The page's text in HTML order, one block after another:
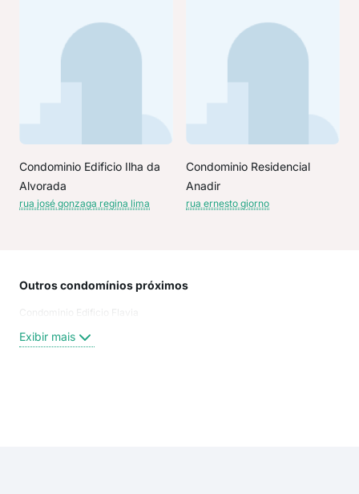
Condominio Edificio Ilha da
Alvorada
rua josé gonzaga regina lima
Condominio Residencial
Anadir
rua ernesto giorno
Outros condomínios próximos
Condominio Edificio Flavia
Exibir mais